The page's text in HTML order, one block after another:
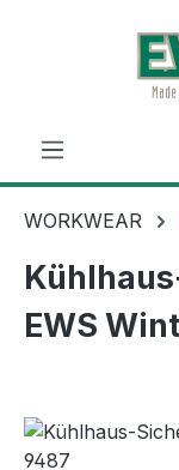
Zum Hauptinhalt
WORKWEAR
EWS